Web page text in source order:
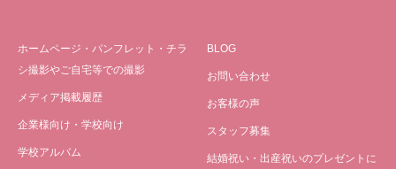
ホームページ・パンフレット・チラ
シ撮影やご自宅等での撮影
メディア掲載履歴
企業様向け・学校向け
学校アルバム
BLOG
お問い合わせ
お客様の声
スタッフ募集
結婚祝い・出産祝いのプレゼントに